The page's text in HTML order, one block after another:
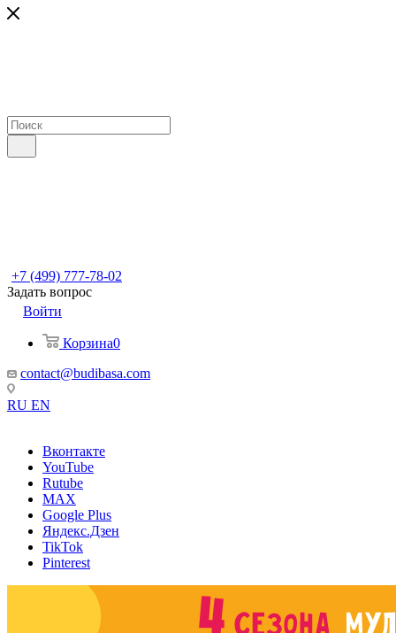
+7 (499) 777-78-02
Задать вопрос
Войти
Корзина0
contact@budibasa.com
RU EN
Вконтакте
YouTube
Rutube
MAX
Google Plus
Яндекс.Дзен
TikTok
Pinterest